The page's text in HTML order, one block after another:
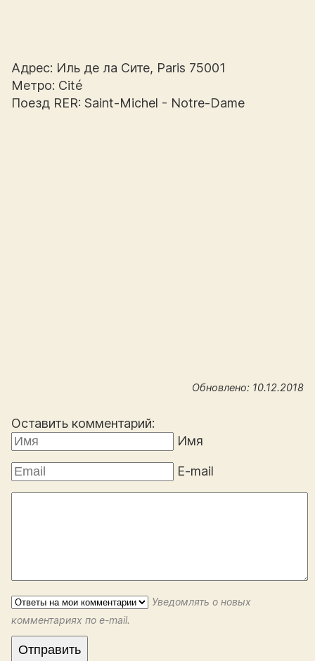
Адрес: Иль де ла Сите, Paris 75001
Метро: Cité
Поезд RER: Saint-Michel - Notre-Dame
Обновлено: 10.12.2018
Оставить комментарий:
Имя
E-mail
Уведомлять о новых
комментариях по e-mail.